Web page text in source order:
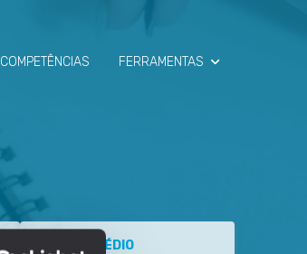
COMPETÊNCIAS FERRAMENTAS
SALÁRIO MÉDIO